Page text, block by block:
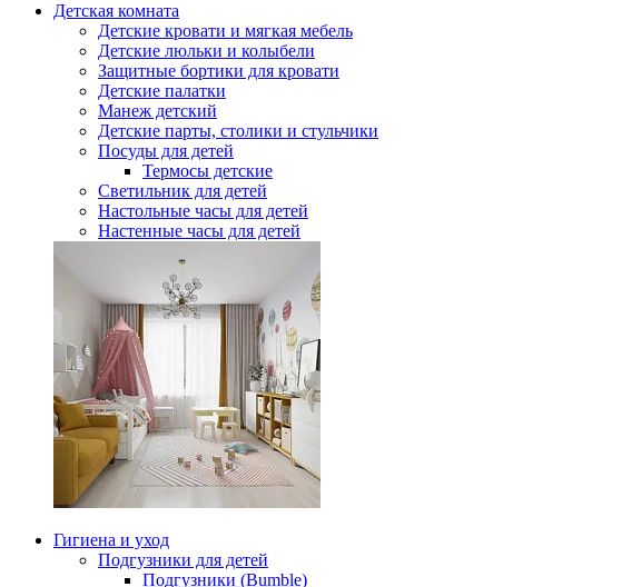
Детская комната
Детские кровати и мягкая мебель
Детские люльки и колыбели
Защитные бортики для кровати
Детские палатки
Манеж детский
Детские парты, столики и стульчики
Посуды для детей
Термосы детские
Светильник для детей
Настольные часы для детей
Настенные часы для детей
Гигиена и уход
Подгузники для детей
Подгузники (Bumble)